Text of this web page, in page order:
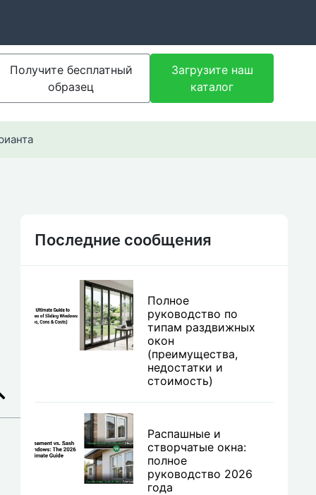
Получите бесплатный
образец
Загрузите наш
каталог
Последние сообщения
Полное
руководство по
типам раздвижных
окон
(преимущества,
недостатки и
стоимость)
Распашные и
створчатые окна:
полное
руководство 2026
года